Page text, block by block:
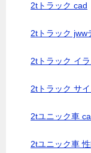
2tトラック cad
2tトラック jww
2tトラック イラ
2tトラック サ
2tユニック車
2tユニック車